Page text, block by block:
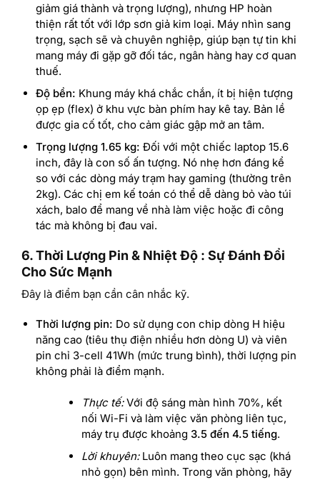
giảm giá thành và trọng lượng), nhưng HP hoàn
thiện rất tốt với lớp sơn giả kim loại. Máy nhìn sang
trọng, sạch sẽ và chuyên nghiệp, giúp bạn tự tin khi
mang máy đi gặp gỡ đối tác, ngân hàng hay cơ quan
thuế.
Độ bền: Khung máy khá chắc chắn, ít bị hiện tượng
ọp ẹp (flex) ở khu vực bàn phím hay kê tay. Bản lề
được gia cố tốt, cho cảm giác gập mở an tâm.
Trọng lượng 1.65 kg: Đối với một chiếc laptop 15.6
inch, đây là con số ấn tượng. Nó nhẹ hơn đáng kể
so với các dòng máy trạm hay gaming (thường trên
2kg). Các chị em kế toán có thể dễ dàng bỏ vào túi
xách, balo để mang về nhà làm việc hoặc đi công
tác mà không bị đau vai.
6. Thời Lượng Pin & Nhiệt Độ : Sự Đánh Đổi
Cho Sức Mạnh
Đây là điểm bạn cần cân nhắc kỹ.
Thời lượng pin: Do sử dụng con chip dòng H hiệu
năng cao (tiêu thụ điện nhiều hơn dòng U) và viên
pin chỉ 3-cell 41Wh (mức trung bình), thời lượng pin
không phải là điểm mạnh.
Thực tế:Với độ sáng màn hình 70%, kết
nối Wi-Fi và làm việc văn phòng liên tục,
máy trụ được khoảng 3.5 đến 4.5 tiếng.
Lời khuyên:Luôn mang theo cục sạc (khá
nhỏ gọn) bên mình. Trong văn phòng, hãy